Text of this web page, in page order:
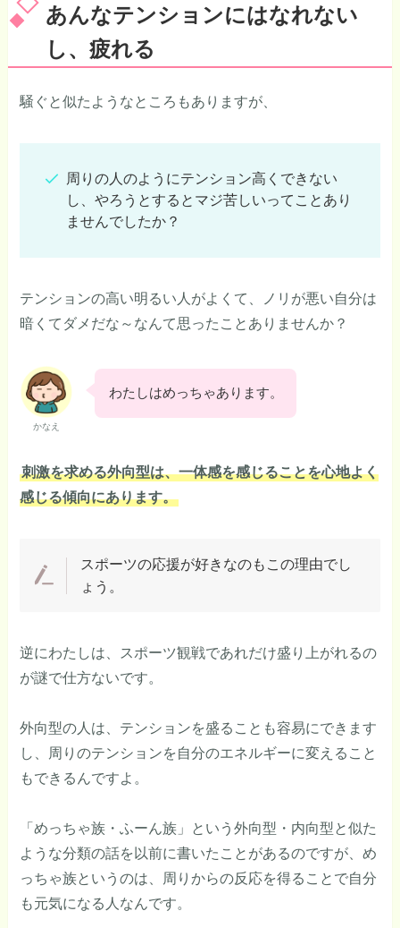
あんなテンションにはなれない
し、疲れる
騒ぐと似たようなところもありますが、
周りの人のようにテンション高くできない
し、やろうとするとマジ苦しいってことあり
ませんでしたか？
テンションの高い明るい人がよくて、ノリが悪い自分は
暗くてダメだな～なんて思ったことありませんか？
かなえ
わたしはめっちゃあります。
刺激を求める外向型は、一体感を感じることを心地よく
感じる傾向にあります。
スポーツの応援が好きなのもこの理由でし
ょう。
逆にわたしは、スポーツ観戦であれだけ盛り上がれるの
が謎で仕方ないです。
外向型の人は、テンションを盛ることも容易にできます
し、周りのテンションを自分のエネルギーに変えること
もできるんですよ。
「めっちゃ族・ふーん族」という外向型・内向型と似た
ような分類の話を以前に書いたことがあるのですが、め
っちゃ族というのは、周りからの反応を得ることで自分
も元気になる人なんです。